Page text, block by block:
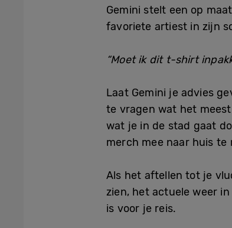
Gemini stelt een op
favoriete artiest in zijn
“Moet ik dit t-shirt
Laat Gemini je advies
te vragen wat het
wat je in de stad gaat
merch mee naar huis te
Als het aftellen tot je
zien, het actuele weer
is voor je reis.